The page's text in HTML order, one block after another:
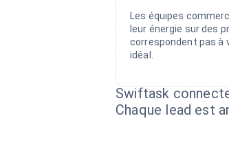
Les équipes
leur énergie sur des
correspondent pas à
idéal.
Swiftask
Chaque lead est